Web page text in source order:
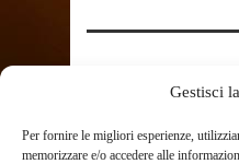
Gestisci
Per fornire le migliori esperienze,
memorizzare e/o accedere alle